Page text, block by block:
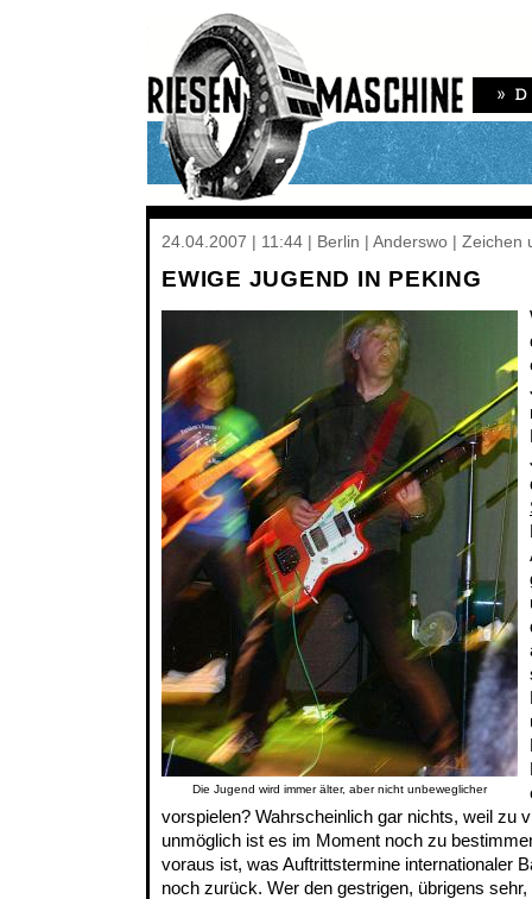
24.04.2007 | 11:44 | Berlin | Anderswo | Zeichen
EWIGE JUGEND IN PEKING
Die Jugend wird immer älter, aber nicht unbeweglicher
vorspielen? Wahrscheinlich gar nichts, weil zu
unmöglich ist es im Moment noch zu
voraus ist, was Auftrittstermine internationaler
noch zurück. Wer den gestrigen, übrigens